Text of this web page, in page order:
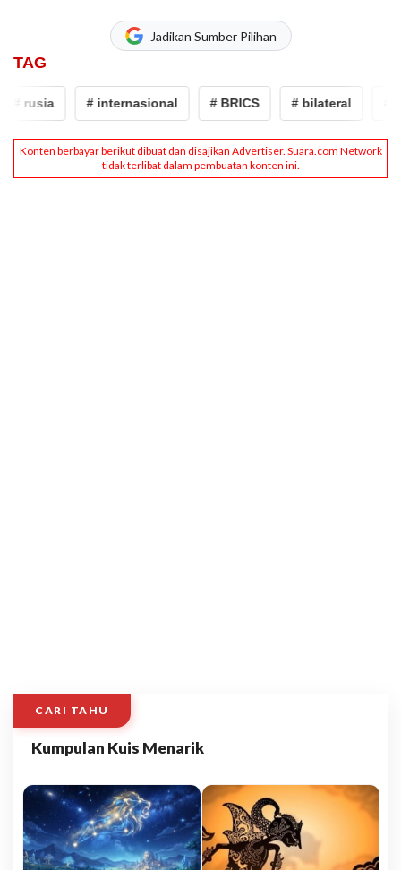
Jadikan Sumber Pilihan
TAG
# internasional # BRICS # bilateral # Indonesia
CARI TAHU
Kumpulan Kuis Menarik